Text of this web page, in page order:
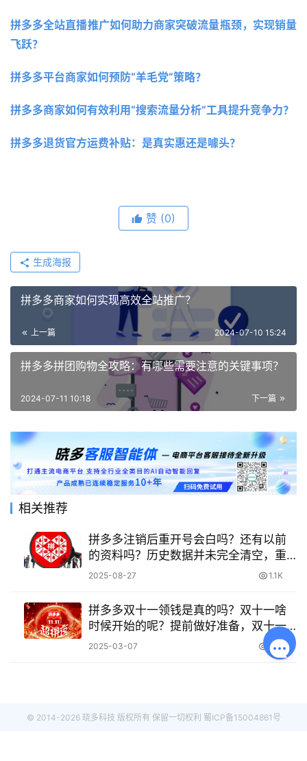
拼多多全站直播推广如何助力商家突破流量瓶颈，实现销量
飞跃？
拼多多平台商家如何预防“羊毛党”策略？
拼多多商家如何有效利用“搜索流量分析”工具提升竞争力？
拼多多退货官方运费补贴：是真实惠还是噱头？
赞 (0)
生成海报
拼多多商家如何实现高效全站推广？
上一篇 2024-07-10 15:24
拼多多拼团购物全攻略：有哪些需要注意的关键事项？
下一篇
2024-07-11 10:18
相关推荐
拼多多注销后重开号会白吗？还有以前
的资料吗？历史数据并未完全清空，重
开注意事项全解析！
2025-08-27 1.1K
拼多多双十一领钱是真的吗？双十一啥
时候开始的呢？提前做好准备，双十一
可省大钱！
2025-03-07 977
© 2014-2026 晓多科技 版权所有 保留一切权利 蜀ICP备15004861号